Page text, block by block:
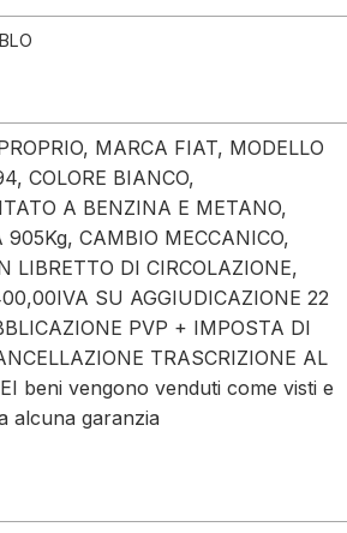
MARCA FIAT, MODELLO
COLORE BIANCO,
A BENZINA E METANO,
CAMBIO MECCANICO,
LIBRETTO DI CIRCOLAZIONE,
SU AGGIUDICAZIONE 22
PVP + IMPOSTA DI
TRASCRIZIONE AL
beni vengono venduti come visti e
alcuna garanzia